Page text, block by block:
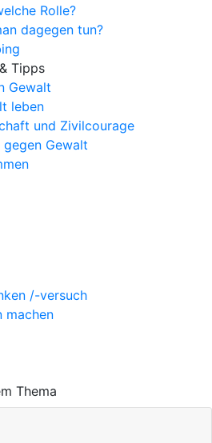
Rolle?
dagegen tun?
Tipps
Gewalt
leben
und Zivilcourage
gegen Gewalt
/-versuch
machen
Thema